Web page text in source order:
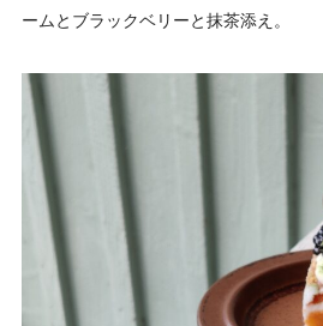
ームとブラックベリーと抹茶添え。